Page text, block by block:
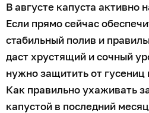
В августе капуста активно
Если прямо сейчас
стабильный полив и
даст хрустящий и сочный
нужно защитить от гусениц
Как правильно ухаживать
капустой в последний